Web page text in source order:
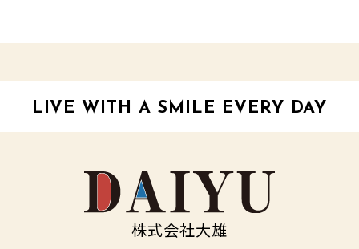
LIVE WITH A SMILE EVERY DAY
株式会社大雄